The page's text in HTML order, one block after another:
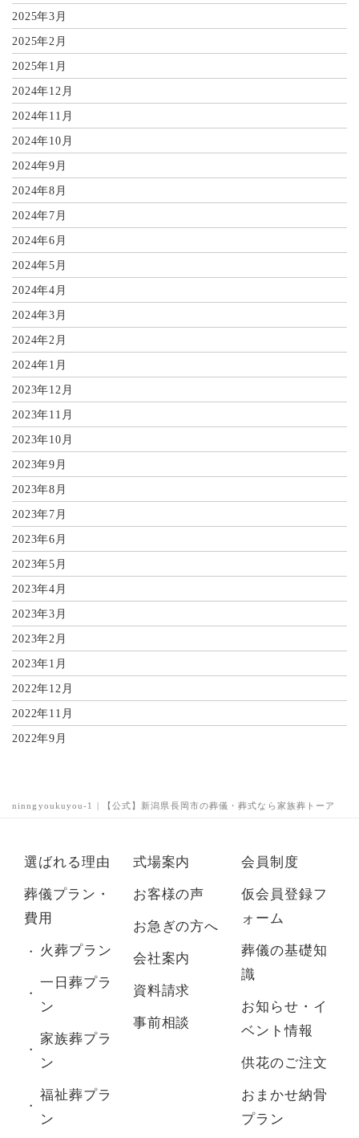
ninngyoukuyou-1 | 【公式】新潟県長岡市の葬儀・葬式なら家族葬トーア
2025年3月
2025年2月
2025年1月
2024年12月
2024年11月
2024年10月
2024年9月
2024年8月
2024年7月
2024年6月
2024年5月
2024年4月
2024年3月
2024年2月
2024年1月
2023年12月
2023年11月
2023年10月
2023年9月
2023年8月
2023年7月
2023年6月
2023年5月
2023年4月
2023年3月
2023年2月
2023年1月
2022年12月
2022年11月
2022年9月
選ばれる理由
葬儀プラン・
費用
火葬プラン
一日葬プラ
ン
家族葬プラ
ン
福祉葬プラ
ン
式場案内
お客様の声
お急ぎの方へ
会社案内
資料請求
事前相談
会員制度
仮会員登録フ
ォーム
葬儀の基礎知
識
お知らせ・イ
ベント情報
供花のご注文
おまかせ納骨
プラン